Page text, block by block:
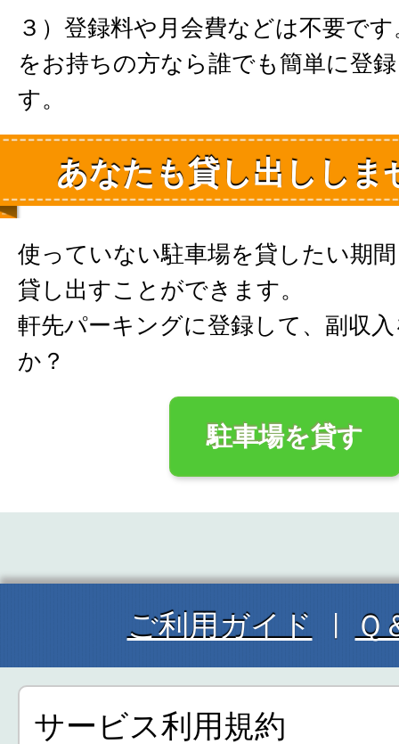
３）登録料や月会費などは不要で
をお持ちの方なら誰でも簡単に登
す。
あなたも貸し出ししま
使っていない駐車場を貸したい期
貸し出すことができます。
軒先パーキングに登録して、副収
か？
駐車場を貸す
ご利用ガイド Ｑ
サービス利用規約